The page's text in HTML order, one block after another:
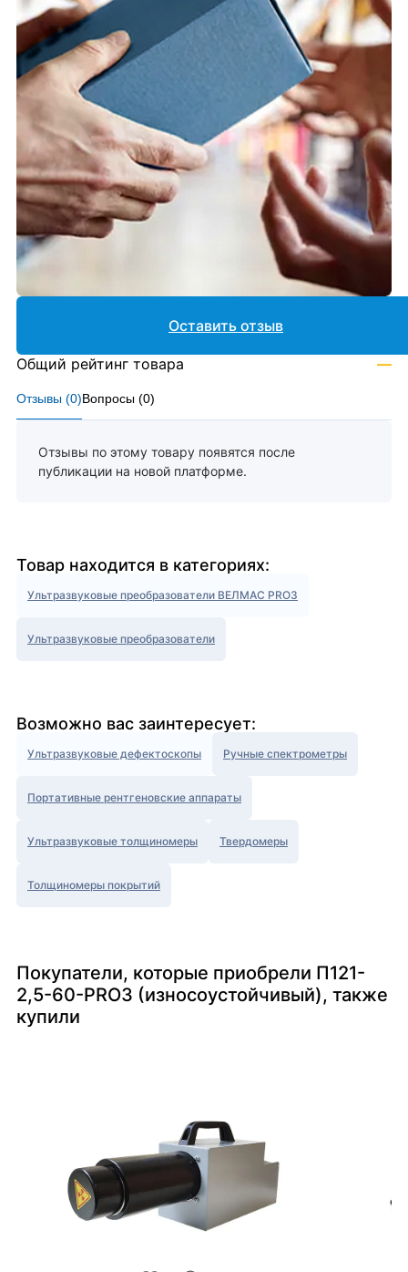
Отзывы (0)Вопросы (0)
Отзывы по этому товару появятся после
публикации на новой платформе.
Оставить отзыв
Общий рейтинг товара —
Товар находится в категориях:
Ультразвуковые преобразователи ВЕЛМАС PRO3
Ультразвуковые преобразователи
Возможно вас заинтересует:
Ультразвуковые дефектоскопы Ручные спектрометры
Портативные рентгеновские аппараты
Ультразвуковые толщиномеры Твердомеры
Толщиномеры покрытий
Покупатели, которые приобрели П121-
2,5-60-PRO3 (износоустойчивый), также
купили